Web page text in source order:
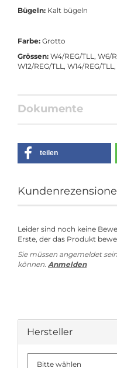
Bügeln: Kalt bügeln
Farbe: Grotto
Grössen: W4/REG/TLL, W6/
W12/REG/TLL, W14/REG/
Dokumente
teilen
Leider sind noch keine
Erste, der das Produkt
Sie müssen angemeldet
können. Anmelden
Hersteller